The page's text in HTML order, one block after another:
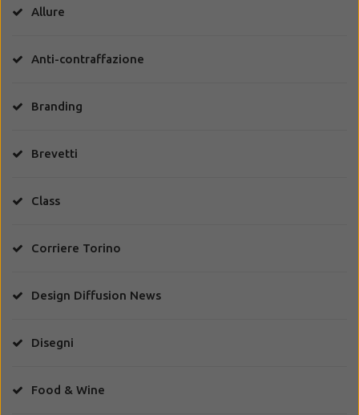
Allure
Anti-contraffazione
Branding
Brevetti
Class
Corriere Torino
Design Diffusion News
Disegni
Food & Wine